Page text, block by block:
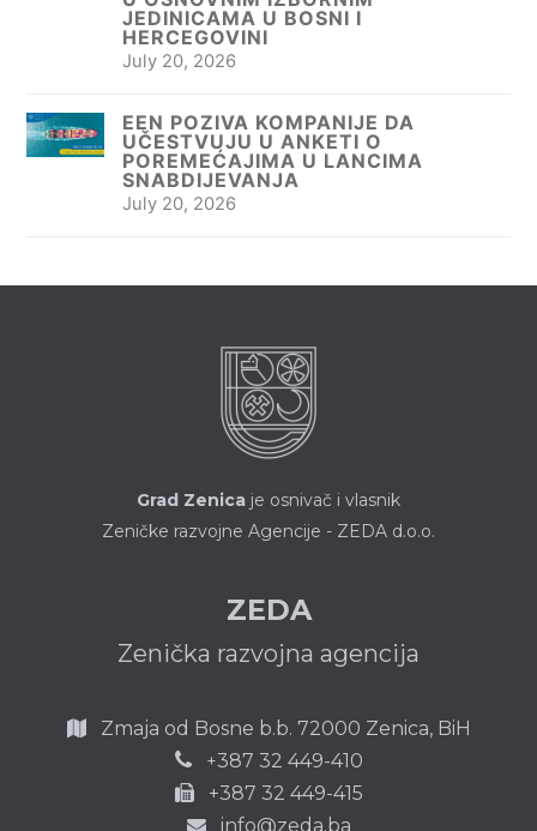
JEDINICAMA U BOSNI I
HERCEGOVINI
July 20, 2026
EEN POZIVA KOMPANIJE DA
UČESTVUJU U ANKETI O
POREMEĆAJIMA U LANCIMA
SNABDIJEVANJA
July 20, 2026
Grad Zenica je osnivač i vlasnik
Zeničke razvojne Agencije - ZEDA d.o.o.
ZEDA
Zenička razvojna agencija
Zmaja od Bosne b.b. 72000 Zenica, BiH
+387 32 449-410
+387 32 449-415
info@zeda.ba